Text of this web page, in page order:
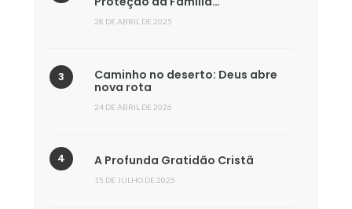
28 DE ABRIL DE 2025
Caminho no deserto: Deus abre
nova rota
24 DE ABRIL DE 2026
A Profunda Gratidão Cristã
15 DE JULHO DE 2025